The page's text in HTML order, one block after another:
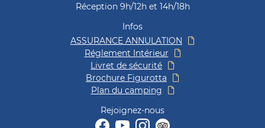
Réception 9h/12h et 14h/18h
Infos
ASSURANCE ANNULATION
Réglement Intérieur
Livret de sécurité
Brochure Figurotta
Plan du camping
Rejoignez-nous